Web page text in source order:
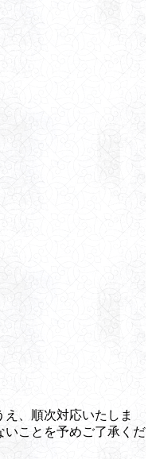
、順次対応いたしま
いことを予めご了承くだ